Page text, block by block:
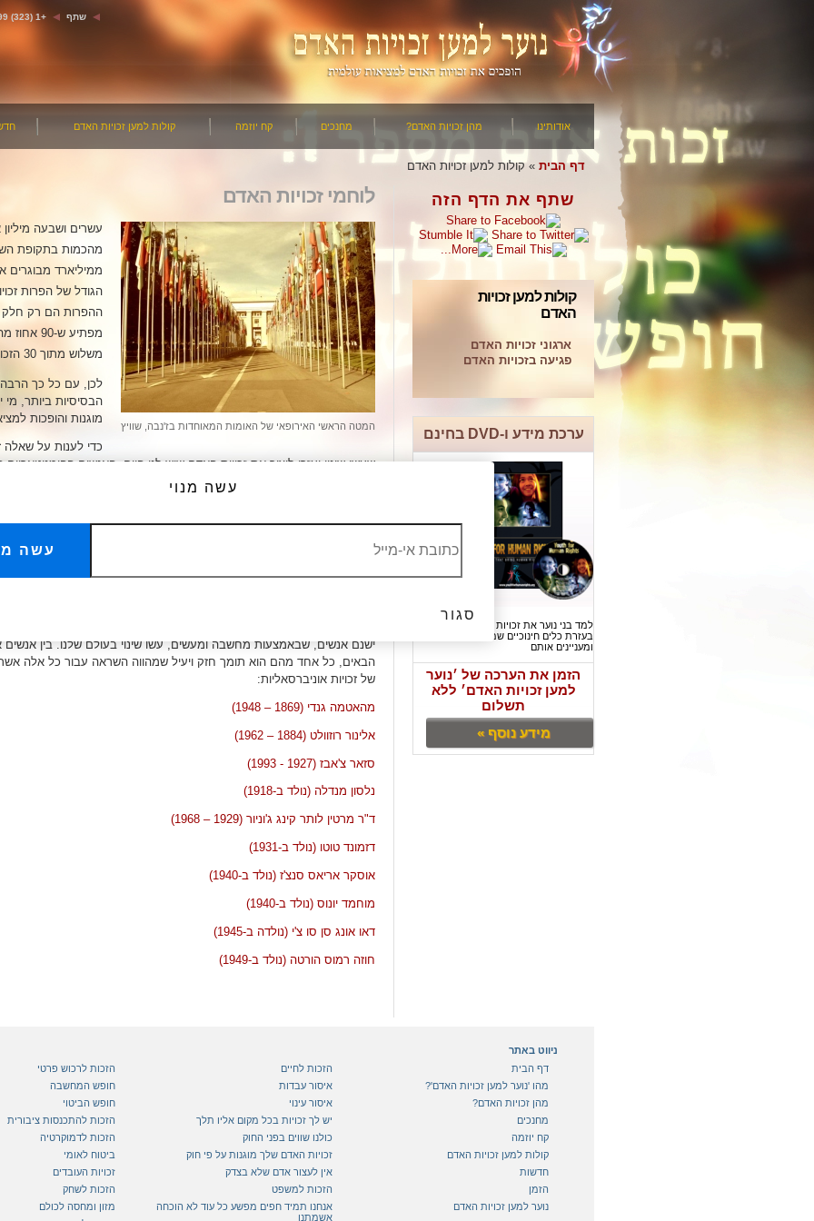
שתף +1 (323) 663-5799
אודותינו מהן זכויות האדם? מחנכים קח יוזמה קולות למען זכויות האדם
דף הבית »קולות למען זכויות האדם
שתף את הדף הזה
קולות למען זכויות
האדם
ארגוני זכויות האדם
פגיעה בזכויות האדם
ערכת מידע ו-DVD בחינם
למד בני נוער את זכויות האדם שלהם
בעזרת כלים חינוכיים שמרתקים
ומעניינים אותם
הזמן את הערכה של ׳נוער
למען זכויות האדם׳ ללא
תשלום
מידע נוסף »
לוחמי זכויות האדם
המטה הראשי האירופאי של האומות המאוחדות בז'נבה, שוויץ
עשרים ושבעה
מהכמות בתקופת
ממיליארד מבוגרים
הגודל של הפרות
ההפרות הם רק חלק
מפתיע ש-
משלוש מתוך 30 הזכויות שלהם.
לכן, עם כל כך הרבה
הבסיסיות ביותר, מי
מוגנות והופכות
כדי לענות על שאלה
שעשו שינוי ועזרו ליצור את זכויות האדם שיש לנו היום. האנשים
זיהו שאי אפשר להשיג שלום וקידמה בלעדיהן. כל אחד מהם שינה את העולם
מרטין לותר קינג ג'וניורכאשר מרטין לותר קינג ג'וניור הגן על זכויותיהם
ה-60, הוא הכריז "אי-צדק במקום כלשהו, הוא איום לצדק בכל מקום".
התומך הגדול של התנגדות שקטה לדיכוי, מהטמה גנדי, תיאר אי-אלימות
תומאס ג'פרסון, המחבר של הכרזת העצמאות האמריקאית, הצהיר ש"הדאגה
ישנם אנשים, שבאמצעות מחשבה ומעשים, עשו שינוי בעולם שלנו. בין אנשים
הבאים, כל אחד מהם הוא תומך חזק ויעיל שמהווה השראה עבור כל אלה
של זכויות אוניברסאליות:
מהאטמה גנדי (1869 – 1948)
אלינור רוזוולט (1884 – 1962)
סזאר צ'אבז (1927 - 1993)
נלסון מנדלה (נולד ב-1918)
ד"ר מרטין לותר קינג ג'וניור (1929 – 1968)
דזמונד טוטו (נולד ב-1931)
אוסקר אריאס סנצ'ז (נולד ב-1940)
מוחמד יונוס (נולד ב-1940)
דאו אונג סן סו צ'י (נולדה ב-1945)
חוזה רמוס הורטה (נולד ב-1949)
ניווט באתר
דף הבית
מהו 'נוער למען זכויות האדם'?
מהן זכויות האדם?
מחנכים
קח יוזמה
קולות למען זכויות האדם
חדשות
הזמן
נוער למען זכויות האדם
הזכות לחיים
איסור עבדות
איסור עינוי
יש לך זכויות בכל מקום אליו תלך
כולנו שווים בפני החוק
זכויות האדם שלך מוגנות על פי חוק
אין לעצור אדם שלא בצדק
הזכות למשפט
אנחנו תמיד חפים מפשע כל עוד לא הוכחה
אשמתנו
הזכות לרכוש פרטי
חופש המחשבה
חופש הביטוי
הזכות להתכנסות ציבורית
הזכות לדמוקרטיה
ביטוח לאומי
זכויות העובדים
הזכות לשחק
מזון ומחסה לכולם
עשה מנוי
עשה
סגור